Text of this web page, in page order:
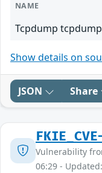
NAME
Tcpdump
Show details on
JSON Share
Vulnerability
06:29 -